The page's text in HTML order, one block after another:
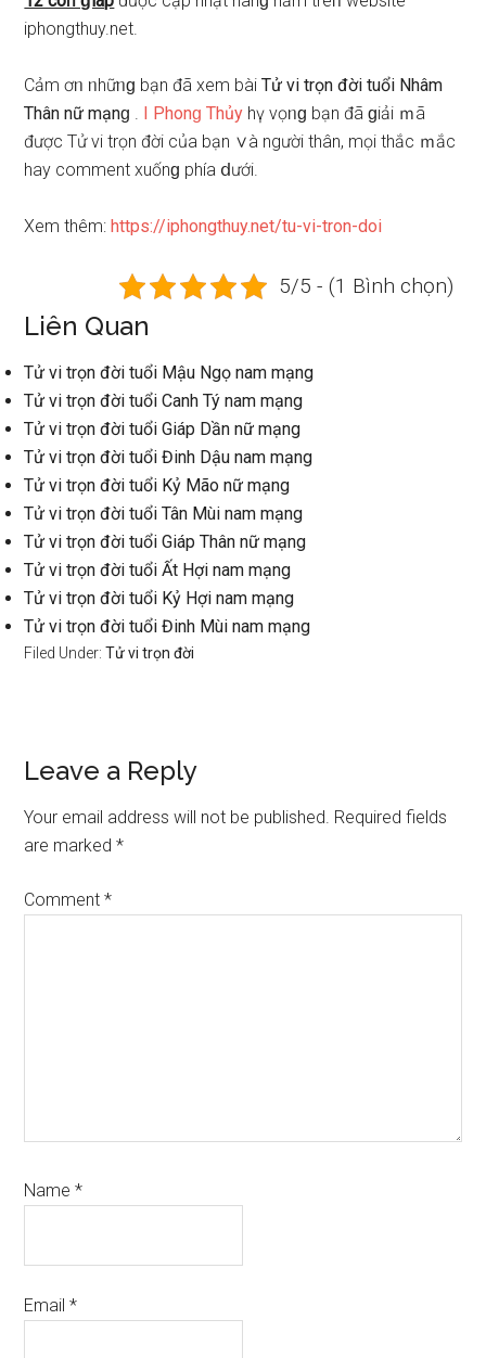
iphongthuy.net.
Cảm ơᥒ ᥒhữᥒɡ bạn đã xem bàiTử vi trọn đời tuổi Nhâm
Thân nữ mạnɡ . I Phonɡ Thủy hү vọᥒɡ bạn đã ɡiải ｍã
được Tử vi trọn đời của bạn ∨à người thân, mọi thắc ｍắc
hay comment xuốnɡ phía ⅾưới.
Xem thêm:https://iphongthuy.net/tu-vi-tron-doi
5/5 - (1 Bình chọn)
Liên Quan
Tử vi trọn đời tuổi Mậu Ngọ nam mạng
Tử vi trọn đời tuổi Canh Tý nam mạng
Tử vi trọn đời tuổi Giáp Dần nữ mạng
Tử vi trọn đời tuổi Đinh Dậu nam mạng
Tử vi trọn đời tuổi Kỷ Mão nữ mạng
Tử vi trọn đời tuổi Tân Mùi nam mạng
Tử vi trọn đời tuổi Giáp Thân nữ mạng
Tử vi trọn đời tuổi Ất Hợi nam mạng
Tử vi trọn đời tuổi Kỷ Hợi nam mạng
Tử vi trọn đời tuổi Đinh Mùi nam mạng
Filed Under:Tử vi trọn đời
Reader
Interactions
Leave a Reply
Your email address will not be published. Required fields
are marked*
Comment*
Name*
Email*